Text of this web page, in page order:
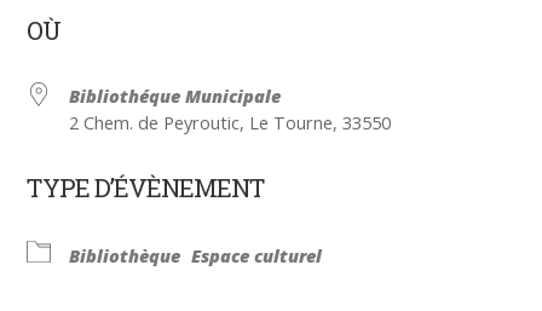
OÙ
Bibliothéque Municipale
2 Chem. de Peyroutic, Le Tourne, 33550
TYPE D’ÉVÈNEMENT
Bibliothèque Espace culturel